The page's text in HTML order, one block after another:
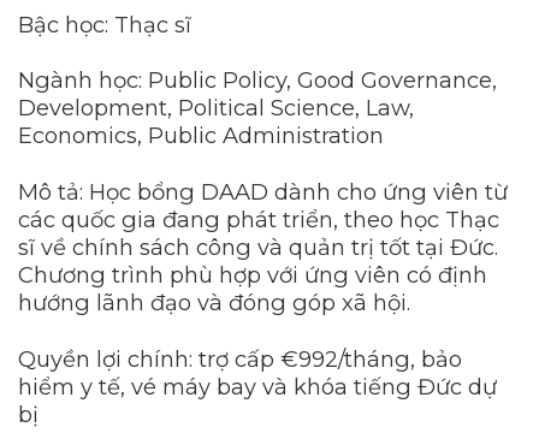
Bậc học: Thạc sĩ
Ngành học: Public Policy, Good Governance,
Development, Political Science, Law,
Economics, Public Administration
Mô tả: Học bổng DAAD dành cho ứng viên từ
các quốc gia đang phát triển, theo học Thạc
sĩ về chính sách công và quản trị tốt tại Đức.
Chương trình phù hợp với ứng viên có định
hướng lãnh đạo và đóng góp xã hội.
Quyền lợi chính: trợ cấp €992/tháng, bảo
hiểm y tế, vé máy bay và khóa tiếng Đức dự
bị